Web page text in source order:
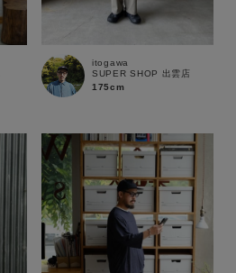
itogawa
SUPER SHOP 出雲店
175cm